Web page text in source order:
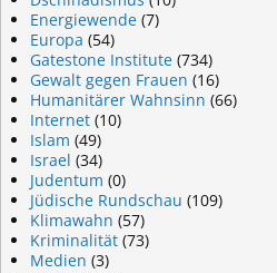
Energiewende (7)
Europa (54)
Gatestone Institute (734)
Gewalt gegen Frauen (16)
Humanitärer Wahnsinn (66)
Internet (10)
Islam (49)
Israel (34)
Judentum (0)
Jüdische Rundschau (109)
Klimawahn (57)
Kriminalität (73)
Medien (3)